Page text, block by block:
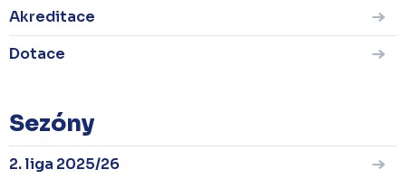
Akreditace
Dotace
Sezóny
2. liga 2025/26